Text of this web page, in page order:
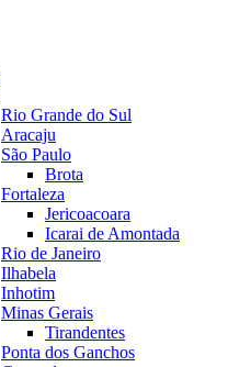
Rio Grande do Sul
Aracaju
São Paulo
Brota
Fortaleza
Jericoacoara
Icarai de Amontada
Rio de Janeiro
Ilhabela
Inhotim
Minas Gerais
Tirandentes
Ponta dos Ganchos